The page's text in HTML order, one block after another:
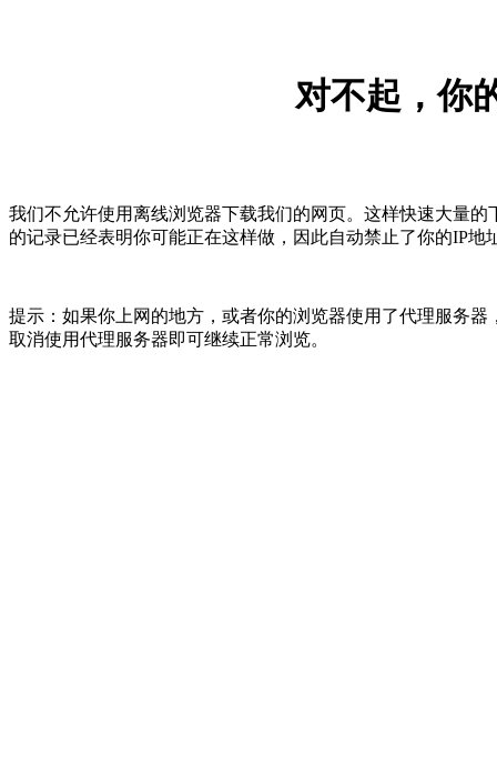
对不起，你
我们不允许使用离线浏览器下载我们的网页。这样快速大量
的记录已经表明你可能正在这样做，因此自动禁止了你的IP
提示：如果你上网的地方，或者你的浏览器使用了代理服务
取消使用代理服务器即可继续正常浏览。